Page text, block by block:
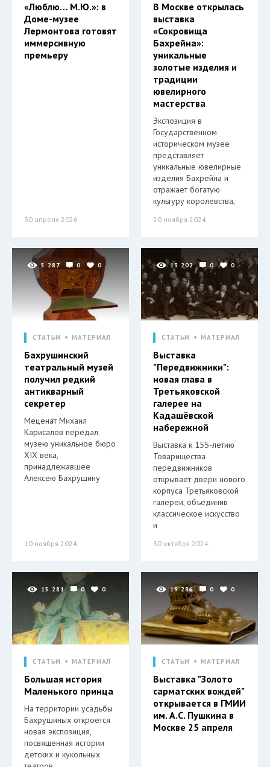
«Люблю… М.Ю.»: в
Доме-музее
Лермонтова готовят
иммерсивную
премьеру
30 апреля 2026
В Москве открылась
выставка
«Сокровища
Бахрейна»:
уникальные
золотые изделия и
традиции
ювелирного
мастерства
Экспозиция в
Государственном
историческом музее
представляет
уникальные ювелирные
изделия Бахрейна и
отражает богатую
культуру королевства,
20 ноября 2024
5 287 0 0
СТАТЬИ МАТЕРИАЛ
Бахрушинский
театральный музей
получил редкий
антикварный
секретер
Меценат Михаил
Карисалов передал
музею уникальное бюро
XIX века,
принадлежавшее
Алексею Бахрушину
10 ноября 2024
13 202 0 0
СТАТЬИ МАТЕРИАЛ
Выставка
"Передвижники":
новая глава в
Третьяковской
галерее на
Кадашёвской
набережной
Выставка к 155-летию
Товарищества
передвижников
открывает двери нового
корпуса Третьяковской
галереи, объединив
классическое искусство
и
30 октября 2024
15 281 0 0
СТАТЬИ МАТЕРИАЛ
Большая история
Маленького принца
На территории усадьбы
Бахрушиных откроется
новая экспозиция,
посвященная истории
детских и кукольных
19 286 0 0
СТАТЬИ МАТЕРИАЛ
Выставка "Золото
сарматских вождей"
открывается в ГМИИ
им. А.С. Пушкина в
Москве 25 апреля